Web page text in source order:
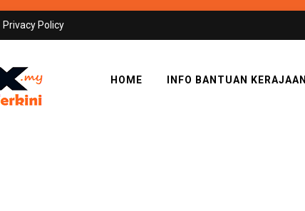
Privacy Policy
HOME INFO BANTUAN KERAJAAN